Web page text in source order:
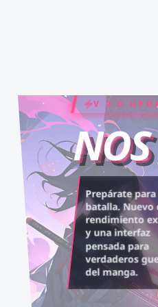
V 2.0
Prepárate
batalla. Nuevo
rendimiento
y una interfaz
pensada para
verdaderos
del manga.
COIN
Desbloquea
legendarios.
monedas y
contenido más
sin límites.
ELITE PASS
Asciende al
Experiencia sin
descargas
anticipado.
VER